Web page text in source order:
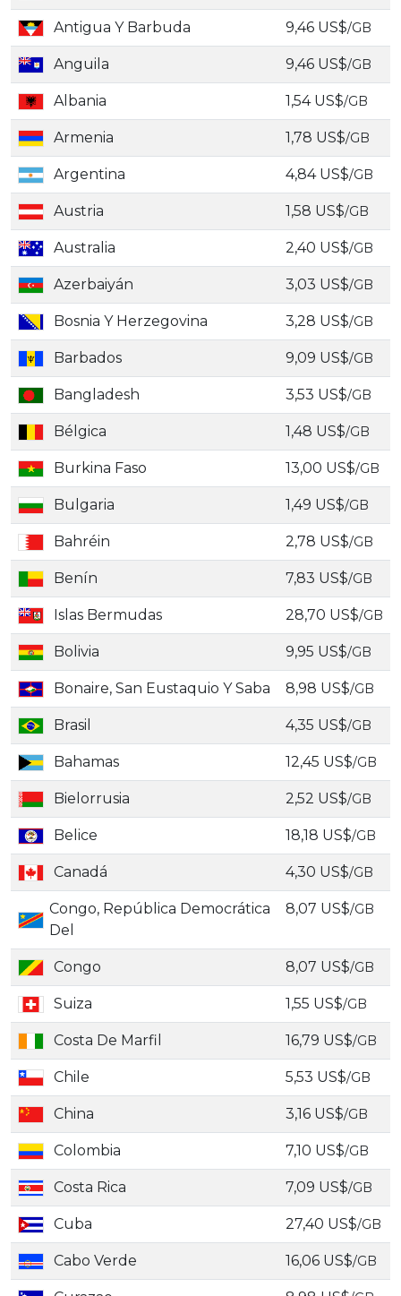
Antigua Y Barbuda 9,46 US$/GB
Anguila 9,46 US$/GB
Albania 1,54 US$/GB
Armenia 1,78 US$/GB
Argentina 4,84 US$/GB
Austria 1,58 US$/GB
Australia 2,40 US$/GB
Azerbaiyán 3,03 US$/GB
Bosnia Y Herzegovina 3,28 US$/GB
Barbados 9,09 US$/GB
Bangladesh 3,53 US$/GB
Bélgica 1,48 US$/GB
Burkina Faso 13,00 US$/GB
Bulgaria 1,49 US$/GB
Bahréin 2,78 US$/GB
Benín 7,83 US$/GB
Islas Bermudas 28,70 US$/GB
Bolivia 9,95 US$/GB
Bonaire, San Eustaquio Y Saba 8,98 US$/GB
Brasil 4,35 US$/GB
Bahamas 12,45 US$/GB
Bielorrusia 2,52 US$/GB
Belice 18,18 US$/GB
Canadá 4,30 US$/GB
Congo, República Democrática
Del
8,07 US$/GB
Congo 8,07 US$/GB
Suiza 1,55 US$/GB
Costa De Marfil 16,79 US$/GB
Chile 5,53 US$/GB
China 3,16 US$/GB
Colombia 7,10 US$/GB
Costa Rica 7,09 US$/GB
Cuba 27,40 US$/GB
Cabo Verde 16,06 US$/GB